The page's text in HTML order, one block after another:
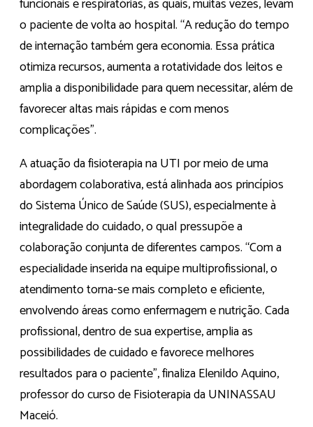
o paciente de volta ao hospital. “A redução do tempo
de internação também gera economia. Essa prática
otimiza recursos, aumenta a rotatividade dos leitos e
amplia a disponibilidade para quem necessitar, além de
favorecer altas mais rápidas e com menos
complicações”.
A atuação da fisioterapia na UTI por meio de uma
abordagem colaborativa, está alinhada aos princípios
do Sistema Único de Saúde (SUS), especialmente à
integralidade do cuidado, o qual pressupõe a
colaboração conjunta de diferentes campos. “Com a
especialidade inserida na equipe multiprofissional, o
atendimento torna-se mais completo e eficiente,
envolvendo áreas como enfermagem e nutrição. Cada
profissional, dentro de sua expertise, amplia as
possibilidades de cuidado e favorece melhores
resultados para o paciente”, finaliza Elenildo Aquino,
professor do curso de Fisioterapia da UNINASSAU
Maceió.